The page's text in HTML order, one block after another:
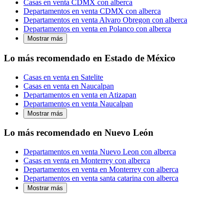
Casas en venta CDMX con alberca
Departamentos en venta CDMX con alberca
Departamentos en venta Alvaro Obregon con alberca
Departamentos en venta en Polanco con alberca
Mostrar más
Lo más recomendado en Estado de México
Casas en venta en Satelite
Casas en venta en Naucalpan
Departamentos en venta en Atizapan
Departamentos en venta Naucalpan
Mostrar más
Lo más recomendado en Nuevo León
Departamentos en venta Nuevo Leon con alberca
Casas en venta en Monterrey con alberca
Departamentos en venta en Monterrey con alberca
Departamentos en venta santa catarina con alberca
Mostrar más